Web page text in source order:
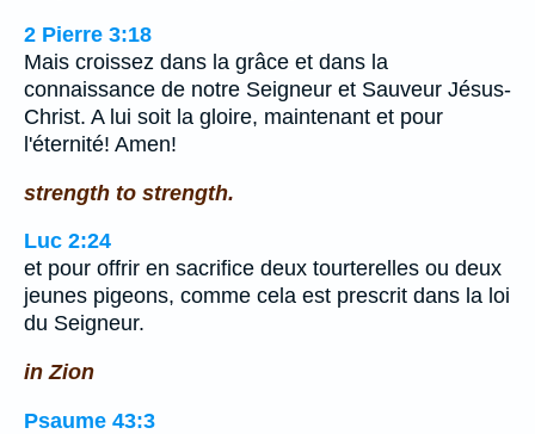
2 Pierre 3:18
Mais croissez dans la grâce et dans la
connaissance de notre Seigneur et Sauveur Jésus-
Christ. A lui soit la gloire, maintenant et pour
l'éternité! Amen!
strength to strength.
Luc 2:24
et pour offrir en sacrifice deux tourterelles ou deux
jeunes pigeons, comme cela est prescrit dans la loi
du Seigneur.
in Zion
Psaume 43:3